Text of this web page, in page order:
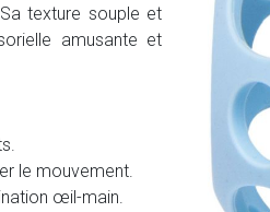
texture souple et
amusante et
le mouvement.
œil-main.